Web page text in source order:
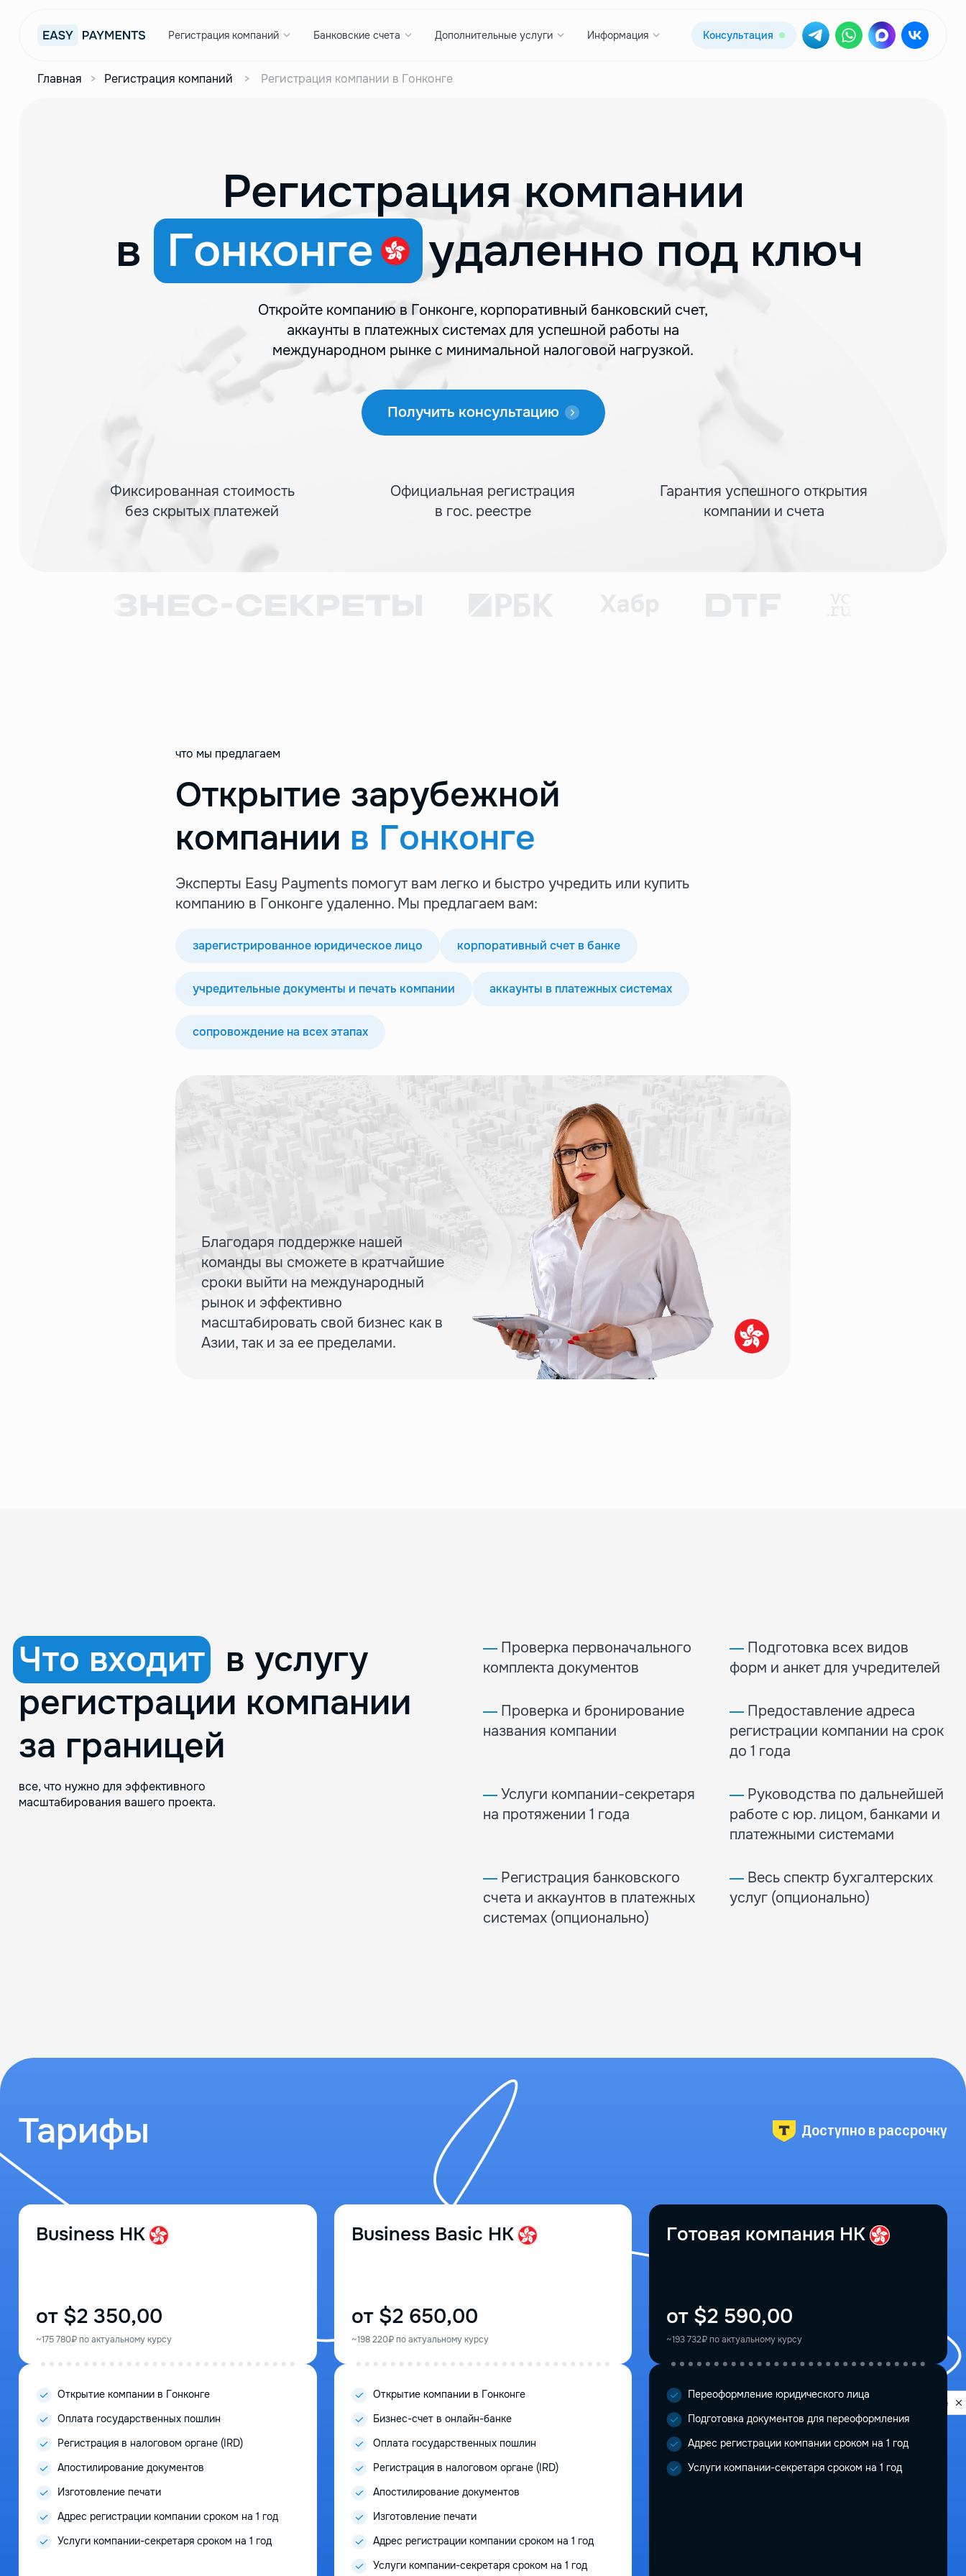
Регистрация компаний Банковские счета Дополнительные услуги Информация Консультация
Главная > Регистрация компаний > Регистрация компании в Гонконге
Регистрация компании
в Гонконге удаленно под ключ
Откройте компанию в Гонконге, корпоративный банковский счет,
аккаунты в платежных системах для успешной работы на
международном рынке с минимальной налоговой нагрузкой.
Получить консультацию
Фиксированная стоимость
без скрытых платежей
Официальная регистрация
в гос. реестре
Гарантия успешного открытия
компании и счета
что мы предлагаем
Открытие зарубежной
компании в Гонконге
Эксперты Easy Payments помогут вам легко и быстро учредить или купить
компанию в Гонконге удаленно. Мы предлагаем вам:
зарегистрированное юридическое лицо корпоративный счет в банке
учредительные документы и печать компании аккаунты в платежных системах
сопровождение на всех этапах
Благодаря поддержке нашей
команды вы сможете в кратчайшие
сроки выйти на международный
рынок и эффективно
масштабировать свой бизнес как в
Азии, так и за ее пределами.
Что входит в услугу
регистрации компании
за границей
все, что нужно для эффективного
масштабирования вашего проекта.
―Проверка первоначального
комплекта документов
―Подготовка всех видов
форм и анкет для учредителей
―Проверка и бронирование
названия компании
―Предоставление адреса
регистрации компании на срок
до 1 года
―Услуги компании-секретаря
на протяжении 1 года
―Руководства по дальнейшей
работе с юр. лицом, банками и
платежными системами
―Регистрация банковского
счета и аккаунтов в платежных
системах (опционально)
―Весь спектр бухгалтерских
услуг (опционально)
Тарифы Доступно в рассрочку
Business HK
от $2 350,00
~175 780₽ по актуальному курсу
Открытие компании в Гонконге
Оплата государственных пошлин
Регистрация в налоговом органе (IRD)
Апостилирование документов
Изготовление печати
Адрес регистрации компании сроком на 1 год
Услуги компании-секретаря сроком на 1 год
Business Basic HK
от $2 650,00
~198 220₽ по актуальному курсу
Открытие компании в Гонконге
Бизнес-счет в онлайн-банке
Оплата государственных пошлин
Регистрация в налоговом органе (IRD)
Апостилирование документов
Изготовление печати
Адрес регистрации компании сроком на 1 год
Услуги компании-секретаря сроком на 1 год
Готовая компания HK
от $2 590,00
~193 732₽ по актуальному курсу
Переоформление юридического лица
Подготовка документов для переоформления
Адрес регистрации компании сроком на 1 год
Услуги компании-секретаря сроком на 1 год
Privacy notice